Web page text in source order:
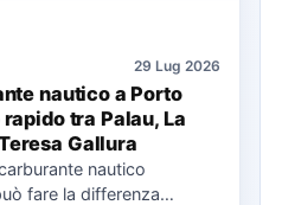
29 Lug 2026
nautico a Porto
tra Palau, La
Gallura
nautico
fare la differenza